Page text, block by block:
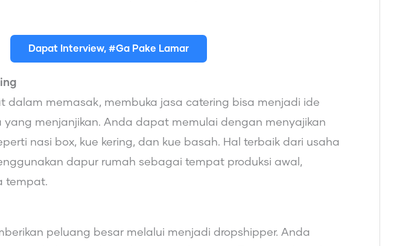
Dapat Interview, #Ga Pake Lamar
dalam memasak, membuka jasa catering bisa menjadi ide
yang menjanjikan. Anda dapat memulai dengan menyajikan
nasi box, kue kering, dan kue basah. Hal terbaik dari usaha
dapur rumah sebagai tempat produksi awal,
tempat.
peluang besar melalui menjadi dropshipper. Anda